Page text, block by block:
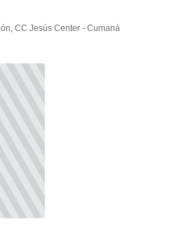
CC Jesús Center - Cumaná